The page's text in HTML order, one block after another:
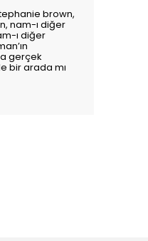
brown,
nam-ı diğer
ı diğer
gerçek
bir arada mı